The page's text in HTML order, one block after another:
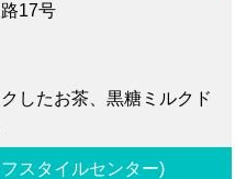
17号
したお茶、黒糖ミルクド
スタイルセンター)